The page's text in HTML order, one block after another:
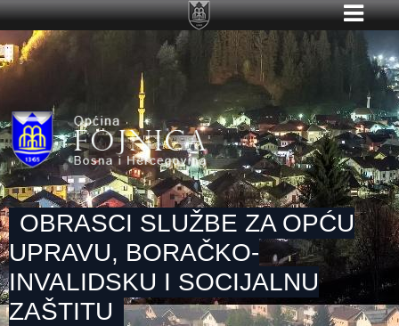
OBRASCI SLUŽBE ZA OPĆU
UPRAVU, BORAČKO-
INVALIDSKU I SOCIJALNU
ZAŠTITU